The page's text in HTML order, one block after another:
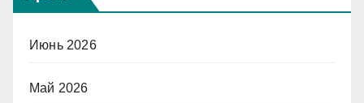
Июнь 2026
Май 2026